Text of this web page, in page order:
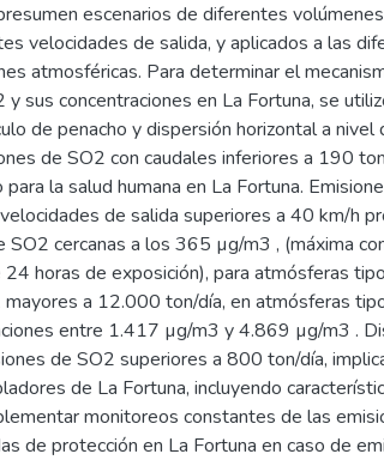
escenarios de diferentes
velocidades de salida, y aplicados a las
atmosféricas. Para determinar el
y sus concentraciones en La Fortuna, se
de penacho y dispersión horizontal a nivel
de SO2 con caudales inferiores a 190
la salud humana en La Fortuna.
de salida superiores a 40 km/h
SO2 cercanas a los 365 µg/m3 , (máxima
horas de exposición), para atmósferas
mayores a 12.000 ton/día, en atmósferas
entre 1.417 µg/m3 y 4.869 µg/m3 .
de SO2 superiores a 800 ton/día,
de La Fortuna, incluyendo
monitoreos constantes de las
de protección en La Fortuna en caso de